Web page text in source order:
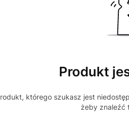
Produkt
którego szukasz jest
żeby znaleźć